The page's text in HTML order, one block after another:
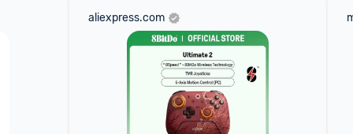
aliexpress.com